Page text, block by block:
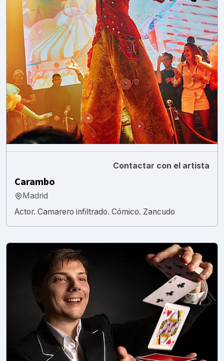
Contactar con el artista
Carambo
Madrid
Actor. Camarero infiltrado. Cómico. Zancudo